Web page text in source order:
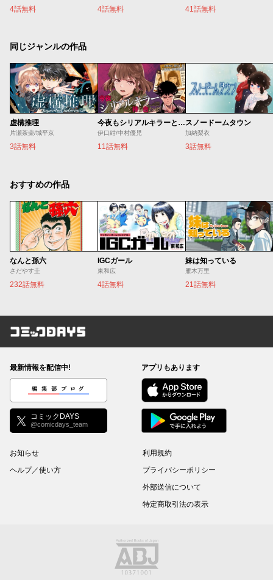
4話無料 4話無料 41話無料
同じジャンルの作品
虚構推理
片瀬茶柴/城平京
3話無料
今夜もシリアルキラーと待ち合わせ
伊口紺/中村優児
11話無料
スノードームタウン
加納梨衣
3話無料
おすすめの作品
なんと孫六
さだやす圭
232話無料
IGCガール
東和広
4話無料
妹は知っている
雁木万里
21話無料
コミックDAYS
最新情報を配信中!
編集部ブログ
コミックDAYS
@comicdays_team
アプリもあります
お知らせ
ヘルプ／使い方
利用規約
プライバシーポリシー
外部送信について
特定商取引法の表示